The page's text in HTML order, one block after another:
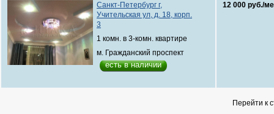
Санкт-Петербург г,
Учительская ул, д. 18, корп.
3
1 комн. в 3-комн. квартире
м. Гражданский проспект
есть в наличии
12 000 руб./
Перейти к